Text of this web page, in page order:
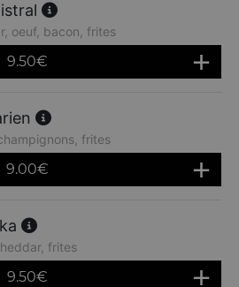
oeuf, bacon, frites
9.50€
frites
9.00€
frites
9.50€